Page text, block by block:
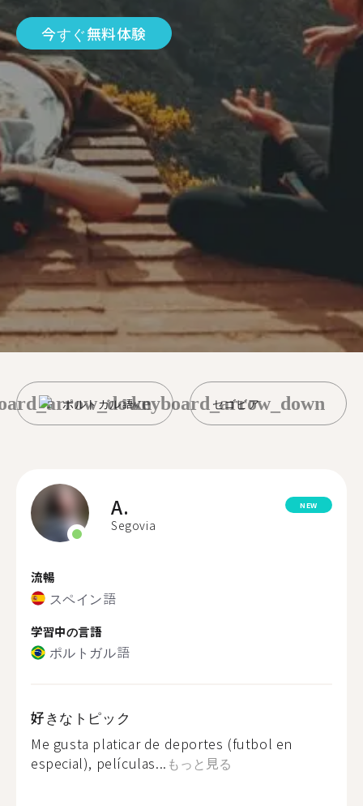
今すぐ無料体験
ポルトガル語 セゴビア
keyboard_arrow_down
A.
Segovia
NEW
流暢
スペイン語
学習中の言語
ポルトガル語
好きなトピック
Me gusta platicar de deportes (futbol en
especial), películas... もっと見る